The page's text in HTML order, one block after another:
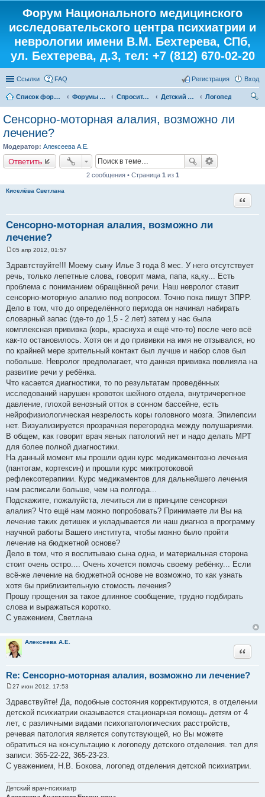
Форум Национального медицинского
исследовательского центра психиатрии и
неврологии имени В.М. Бехтерева, СПб,
ул. Бехтерева, д.3, тел: +7 (812) 670-02-20
Ссылки FAQ Вход
Регистрация
Список форумов Форумы института Спросите у доктора Детский кабинет
Логопед
Сенсорно-моторная алалия, возможно ли
лечение?
Модератор: Алексеева А.Е.
Ответить
2 сообщения • Страница 1 из 1
Киселёва Светлана
Сенсорно-моторная алалия, возможно ли
лечение?
Цитата
о
б
е
н
е
05 апр 2012, 01:57
Здравтствуйте!!! Моему сыну Илье 3 года 8 мес. У него отсутствует
речь, только лепетные слова, говорит мама, папа, ка,ку... Есть
проблема с пониманием обращённой речи. Наш невролог ставит
сенсорно-моторную алалию под вопросом. Точно пока пишут ЗПРР.
Дело в том, что до определённого периода он начинал набирать
словарный запас (где-то до 1,5 - 2 лет) затем у нас была
комплексная прививка (корь, краснуха и ещё что-то) после чего всё
как-то остановилось. Хотя он и до прививки на имя не отзывался, но
по крайней мере зрительный контакт был лучше и набор слов был
побольше. Невролог предполагает, что данная прививка повлияла на
развитие речи у ребёнка.
Что касается диагностики, то по результатам проведённых
исследований нарушен кровоток шейного отдела, внутричерепное
давление, плохой венозный отток в сонном бассейне, есть
нейрофизиологическая незрелость коры головного мозга. Эпилепсии
нет. Визуализируется прозрачная перегородка между полушариями.
В общем, как говорит врач явных патологий нет и надо делать МРТ
для более полной диагностики.
На данный момент мы прошли один курс медикаментозно лечения
(пантогам, кортексин) и прошли курс миктротоковой
рефлексотерапиии. Курс медикаментов для дальнейшего лечения
нам расписали больше, чем на полгода...
Подскажите, пожалуйста, лечиться ли в принципе сенсорная
алалия? Что ещё нам можно попробовать? Принимаете ли Вы на
лечение таких детишек и укладывается ли наш диагноз в программу
научной работы Вашего института, чтобы можно было пройти
лечение на бюджетной основе?
Дело в том, что я воспитываю сына одна, и материальная сторона
стоит очень остро.... Очень хочется помочь своему ребёнку... Если
всё-же лечение на бюджетной основе не возможно, то как узнать
хотя бы приблизительную стомость лечения?
Прошу прощения за такое длинное сообщение, трудно подбирать
слова и выражаться коротко.
С уважением, Светлана
Алексеева А.Е.
Re: Сенсорно-моторная алалия, возможно ли лечение?
Цитата
о
б
е
н
и
е
27 июн 2012, 17:53
Здравствуйте! Да, подобные состояния корректируются, в отделении
детской психиатрии оказывается стационарная помощь детям от 4
лет, с различными видами психопатологических расстройств,
речевая патология является сопутствующей, но Вы можете
обратиться на консультацию к логопеду детского отделения. тел для
записи: 365-22-22, 365-23-23.
С уважением, Н.В. Бокова, логопед отделения детской психиатрии.
Детский врач-психиатр